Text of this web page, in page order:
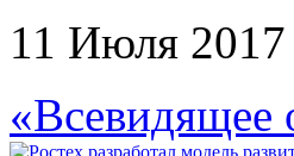
11 Июля 2017
«Всевидящее